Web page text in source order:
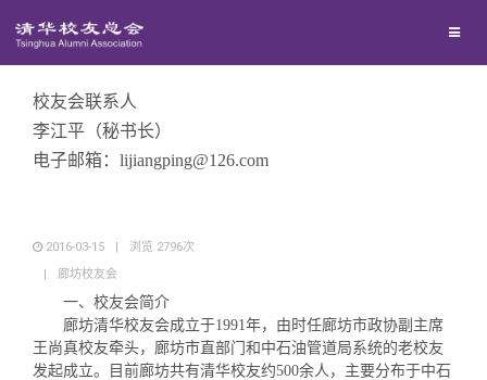
回馈母校
捐赠纪事
《水木清华》
百年清华
清华人物
校友服务
校友会联系人
李江平（秘书长）
电子邮箱：lijiangping@126.com
2016-03-15 | 浏览 2796次
|
廊坊校友会
一、校友会简介
廊坊清华校友会成立于1991年，由时任廊坊市政协副主席
王尚真校友牵头，廊坊市直部门和中石油管道局系统的老校友
发起成立。目前廊坊共有清华校友约500余人，主要分布于中石